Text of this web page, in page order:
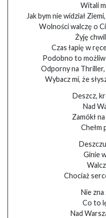
Witali
Jak bym nie widział
Wolności walczę o
Żyję
Czas łapię w
Podobno to
Odporny na
Wybacz mi, że
Deszcz,
Nad
Zamókł
Chełm
Ginie
Chociaż
Nie zna
Co to
Nad